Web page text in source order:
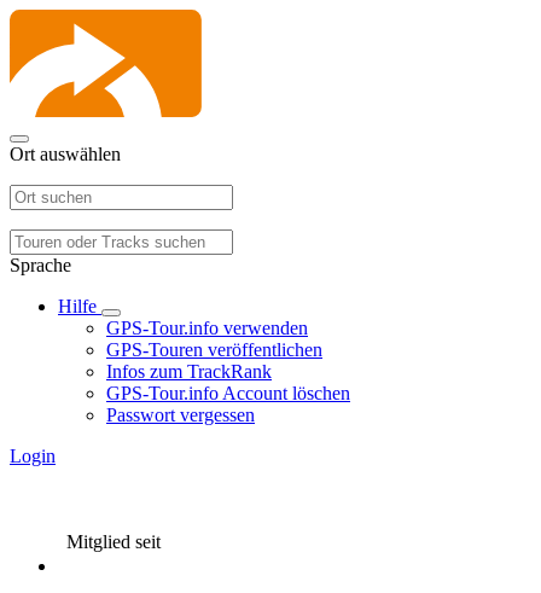
Ort auswählen
Sprache
Hilfe
GPS-Tour.info verwenden
GPS-Touren veröffentlichen
Infos zum TrackRank
GPS-Tour.info Account löschen
Passwort vergessen
Login
Mitglied seit